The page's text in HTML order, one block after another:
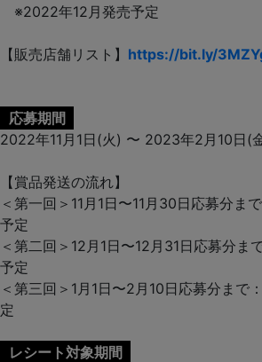
※2022年12月発売予定
【販売店舗リスト】 https://bit.ly/
応募期間
2022年11月1日(火) 〜 2023年2月10日(
【賞品発送の流れ】
＜第一回＞11月1日〜11月30日応募分
予定
＜第二回＞12月1日〜12月31日応募分
予定
＜第三回＞1月1日〜2月10日応募分ま
定
レシート対象期間